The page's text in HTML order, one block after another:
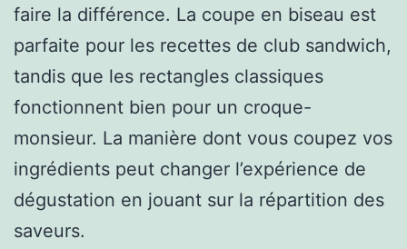
faire la différence. La coupe en biseau est
parfaite pour les recettes de club sandwich,
tandis que les rectangles classiques
fonctionnent bien pour un croque-
monsieur. La manière dont vous coupez vos
ingrédients peut changer l’expérience de
dégustation en jouant sur la répartition des
saveurs.